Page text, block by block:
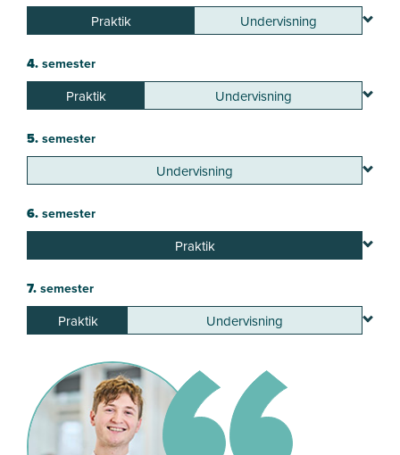
Praktik Undervisning
4.semester
Praktik Undervisning
5.semester
Undervisning
6.semester
Praktik
7.semester
Praktik Undervisning